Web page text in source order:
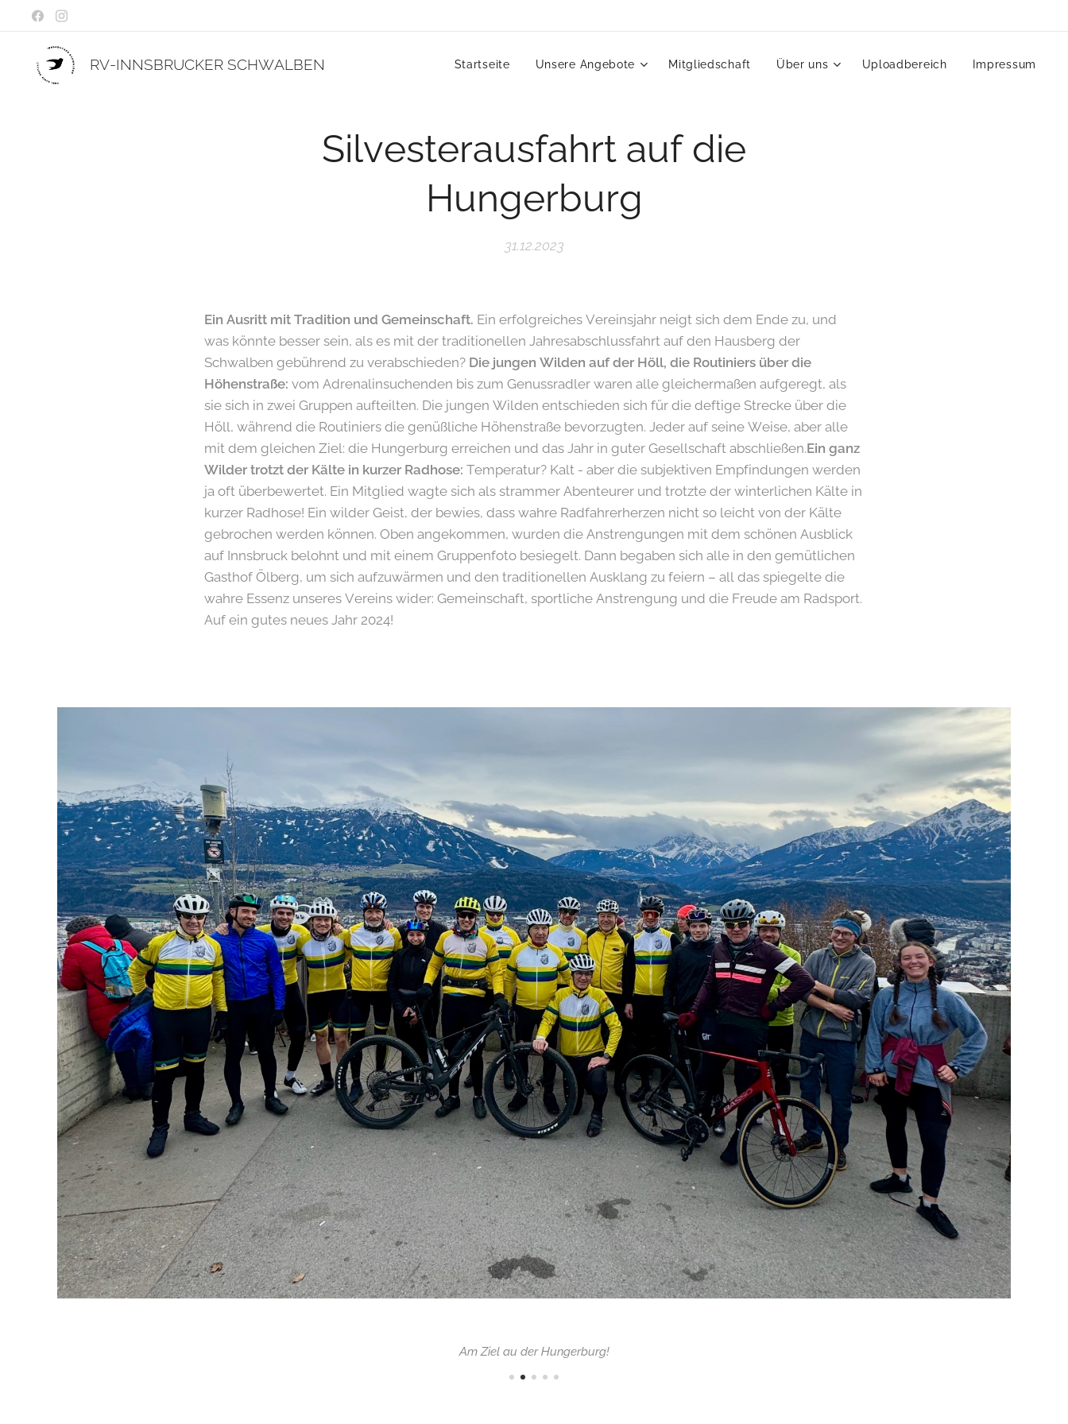
RV-INNSBRUCKER SCHWALBEN Startseite Unsere Angebote Mitgliedschaft Über uns Uploadbereich Impressum
Silvesterausfahrt auf die
Hungerburg
31.12.2023
Ein Ausritt mit Tradition und Gemeinschaft. Ein erfolgreiches Vereinsjahr neigt sich dem Ende zu, und
was könnte besser sein, als es mit der traditionellen Jahresabschlussfahrt auf den Hausberg der
Schwalben gebührend zu verabschieden? Die jungen Wilden auf der Höll, die Routiniers über die
Höhenstraße: vom Adrenalinsuchenden bis zum Genussradler waren alle gleichermaßen aufgeregt, als
sie sich in zwei Gruppen aufteilten. Die jungen Wilden entschieden sich für die deftige Strecke über die
Höll, während die Routiniers die genüßliche Höhenstraße bevorzugten. Jeder auf seine Weise, aber alle
mit dem gleichen Ziel: die Hungerburg erreichen und das Jahr in guter Gesellschaft abschließen.Ein ganz
Wilder trotzt der Kälte in kurzer Radhose: Temperatur? Kalt - aber die subjektiven Empfindungen werden
ja oft überbewertet. Ein Mitglied wagte sich als strammer Abenteurer und trotzte der winterlichen Kälte in
kurzer Radhose! Ein wilder Geist, der bewies, dass wahre Radfahrerherzen nicht so leicht von der Kälte
gebrochen werden können. Oben angekommen, wurden die Anstrengungen mit dem schönen Ausblick
auf Innsbruck belohnt und mit einem Gruppenfoto besiegelt. Dann begaben sich alle in den gemütlichen
Gasthof Ölberg, um sich aufzuwärmen und den traditionellen Ausklang zu feiern – all das spiegelte die
wahre Essenz unseres Vereins wider: Gemeinschaft, sportliche Anstrengung und die Freude am Radsport.
Auf ein gutes neues Jahr 2024!
Am Ziel au der Hungerburg!